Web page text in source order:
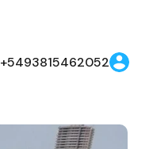
+5493815462052